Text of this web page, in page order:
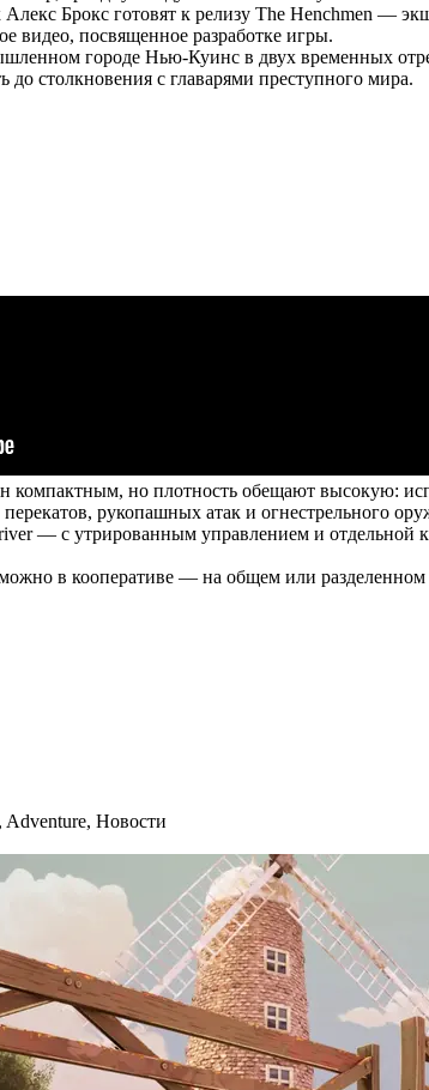
Алекс Брокс готовят к релизу The Henchmen —
видео, посвященное разработке игры.
городе Нью-Куинс в двух временных
столкновения с главарями преступного мира.
компактным, но плотность обещают высокую:
рукопашных атак и огнестрельного
— с утрированным управлением и отдельной
в кооперативе — на общем или разделенном
, Adventure, Новости